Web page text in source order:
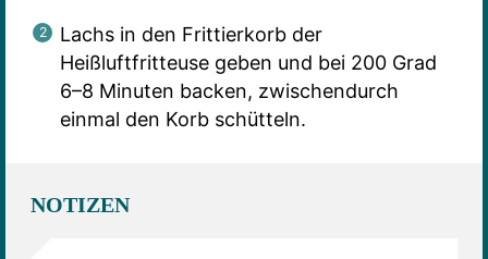
Lachs in den Frittierkorb der
Heißluftfritteuse geben und bei 200 Grad
6–8 Minuten backen, zwischendurch
einmal den Korb schütteln.
NOTIZEN